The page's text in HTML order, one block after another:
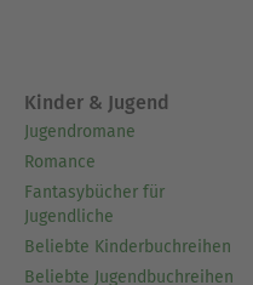
Kinder & Jugend
Jugendromane
Romance
Fantasybücher für
Jugendliche
Beliebte Kinderbuchreihen
Beliebte Jugendbuchreihen